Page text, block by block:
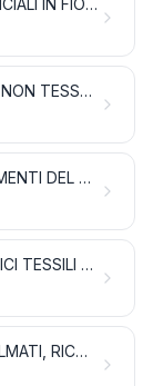
FIBRE SINTETICHE O ARTIFICIALI IN FIOCCO
OVATTE, FELTRI E STOFFE NON TESSUTE; FILATI SPECIALI; SPAGO, CORDE E FUNI; MANUFATTI DI CORDERIA
TAPPETI ED ALTRI RIVESTIMENTI DEL SUOLO DI MATERIE TESSILI
TESSUTI SPECIALI; SUPERFICI TESSILI TAFTATE; PIZZI; ARAZZI; PASSAMANERIA; RICAMI
TESSUTI IMPREGNATI, SPALMATI, RICOPERTI O STRATIFICATI; ARTICOLI TESSILI ADATTI ALL’USO INDUSTRIALE